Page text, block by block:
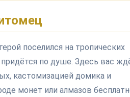
поселился на тропических
по душе. Здесь вас
кастомизацией домика и
монет или алмазов